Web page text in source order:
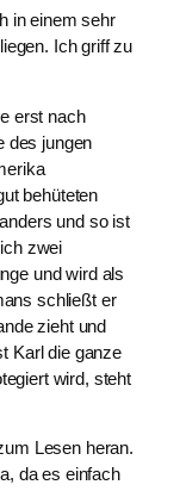
in einem sehr
Ich griff zu
erst nach
des jungen
behüteten
und so ist
zwei
und wird als
schließt er
zieht und
Karl die ganze
wird, steht
Lesen heran.
da es einfach